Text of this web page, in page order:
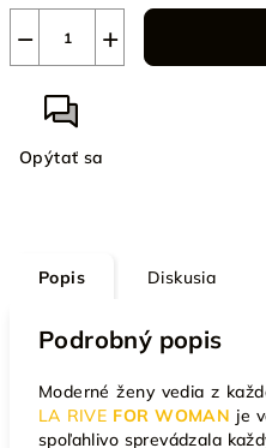
+
−
Opýtať sa
Popis Diskusia
Podrobný popis
Moderné ženy vedia z
LA RIVE FOR WOMAN je
spoľahlivo sprevádzala